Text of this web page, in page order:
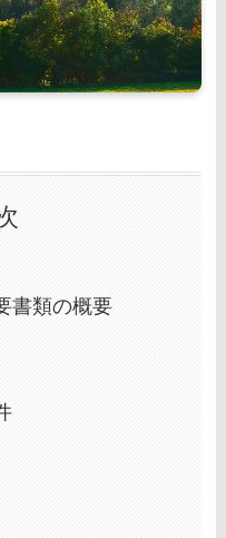
書類の概要